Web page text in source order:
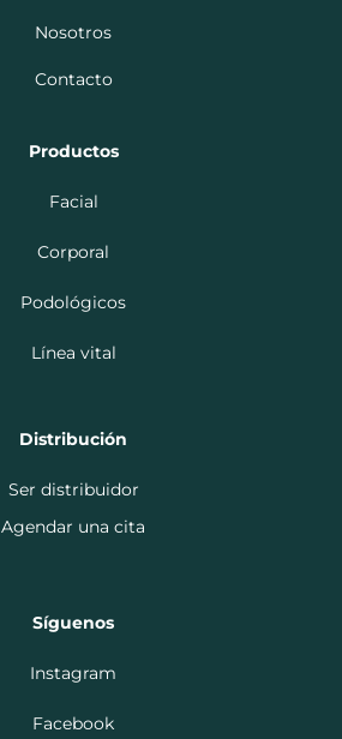
Nosotros
Contacto
Productos
Facial
Corporal
Podológicos
Línea vital
Distribución
Ser distribuidor
Agendar una cita
Síguenos
Instagram
Facebook